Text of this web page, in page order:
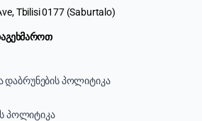
Tbilisi 0177 (Saburtalo)
დაბრუნების პოლიტიკა
პოლიტიკა